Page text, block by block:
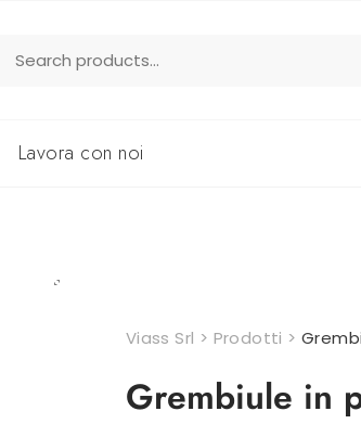
Lavora con noi
Viass Srl > Prodotti >
Grembiule in